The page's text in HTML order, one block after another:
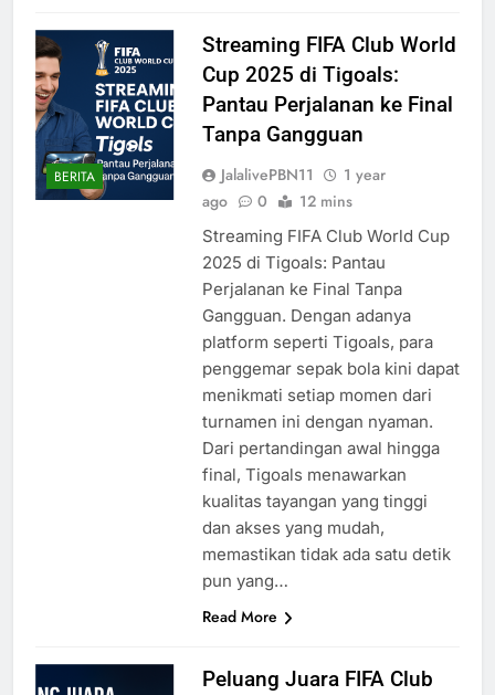
BERITA
Streaming FIFA Club World
Cup 2025 di Tigoals:
Pantau Perjalanan ke Final
Tanpa Gangguan
JalalivePBN11
1 year
ago
0 12 mins
Streaming FIFA Club World Cup
2025 di Tigoals: Pantau
Perjalanan ke Final Tanpa
Gangguan. Dengan adanya
platform seperti Tigoals, para
penggemar sepak bola kini dapat
menikmati setiap momen dari
turnamen ini dengan nyaman.
Dari pertandingan awal hingga
final, Tigoals menawarkan
kualitas tayangan yang tinggi
dan akses yang mudah,
memastikan tidak ada satu detik
pun yang…
Read More
Peluang Juara FIFA Club